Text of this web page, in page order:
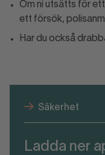
Om ni utsätts för
ett försök,
Har du också
Säkerhet
Ladda ner